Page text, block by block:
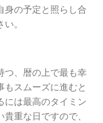
身の予定と照らし合
。
つ、暦の上で最も幸
もスムーズに進むと
には最高のタイミン
重な日ですので、